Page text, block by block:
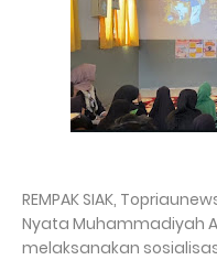
REMPAK SIAK,
Nyata Muhammadiyah
melaksanakan